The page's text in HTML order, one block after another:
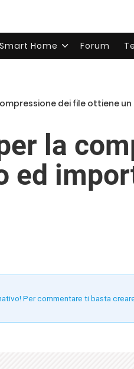
Smart Home Forum
dei file ottiene
la
ed
Per commentare ti basta